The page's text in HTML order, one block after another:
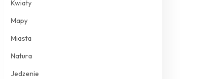
Kwiaty
Mapy
Miasta
Natura
Jedzenie